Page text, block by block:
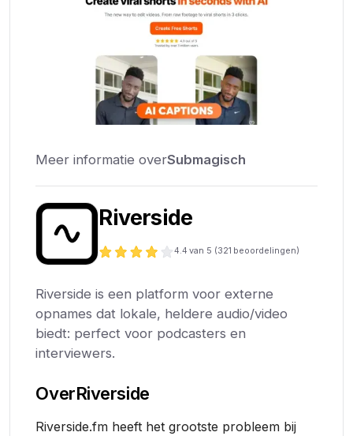
Meer informatie overSubmagisch
Riverside
4.4 van 5 (321 beoordelingen)
Riverside is een platform voor externe
opnames dat lokale, heldere audio/video
biedt: perfect voor podcasters en
interviewers.
OverRiverside
Riverside.fm heeft het grootste probleem bij